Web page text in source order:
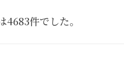
件でした。